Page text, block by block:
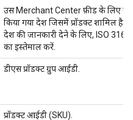
उस Merchant Center फ़ीड के लिए
किया गया देश जिसमें प्रॉडक्ट शामिल है.
देश की जानकारी देने के लिए, ISO 3166
का इस्तेमाल करें.
डीएस प्रॉडक्ट ग्रुप आईडी.
प्रॉडक्ट आईडी (SKU).